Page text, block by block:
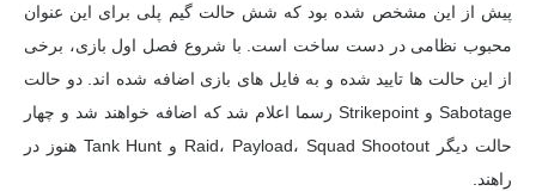
پیش از این مشخص شده بود که شش حالت گیم پلی برای این عنوان
محبوب نظامی در دست ساخت است. با شروع فصل اول بازی، برخی
از این حالت ها تایید شده و به فایل های بازی اضافه شده اند. دو حالت
Sabotage و Strikepoint رسما اعلام شد که اضافه خواهند شد و چهار
حالت دیگر Raid، Payload، Squad Shootout و Tank Hunt هنوز در
راهند.